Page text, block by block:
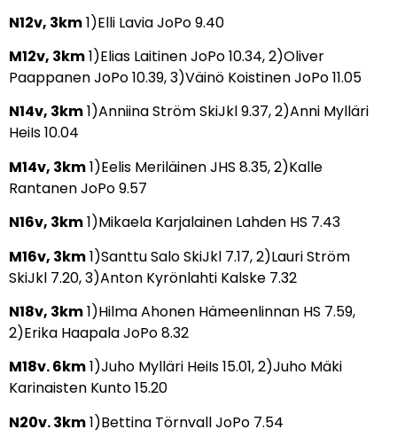
N12v, 3km1)Elli Lavia JoPo 9.40
M12v, 3km1)Elias Laitinen JoPo 10.34, 2)Oliver
Paappanen JoPo 10.39, 3)Väinö Koistinen JoPo 11.05
N14v, 3km1)Anniina Ström SkiJkl 9.37, 2)Anni Mylläri
HeiIs 10.04
M14v, 3km1)Eelis Meriläinen JHS 8.35, 2)Kalle
Rantanen JoPo 9.57
N16v, 3km1)Mikaela Karjalainen Lahden HS 7.43
M16v, 3km1)Santtu Salo SkiJkl 7.17, 2)Lauri Ström
SkiJkl 7.20, 3)Anton Kyrönlahti Kalske 7.32
N18v, 3km1)Hilma Ahonen Hämeenlinnan HS 7.59,
2)Erika Haapala JoPo 8.32
M18v. 6km1)Juho Mylläri HeiIs 15.01, 2)Juho Mäki
Karinaisten Kunto 15.20
N20v. 3km1)Bettina Törnvall JoPo 7.54